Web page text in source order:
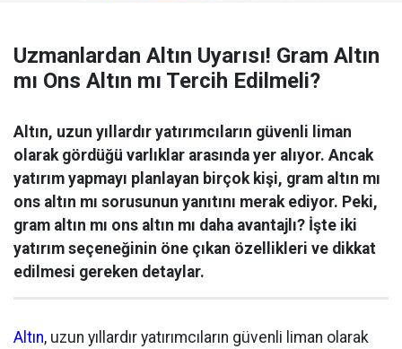
Uzmanlardan Altın Uyarısı! Gram Altın
mı Ons Altın mı Tercih Edilmeli?
Altın, uzun yıllardır yatırımcıların güvenli liman
olarak gördüğü varlıklar arasında yer alıyor. Ancak
yatırım yapmayı planlayan birçok kişi, gram altın mı
ons altın mı sorusunun yanıtını merak ediyor. Peki,
gram altın mı ons altın mı daha avantajlı? İşte iki
yatırım seçeneğinin öne çıkan özellikleri ve dikkat
edilmesi gereken detaylar.
Altın, uzun yıllardır yatırımcıların güvenli liman olarak